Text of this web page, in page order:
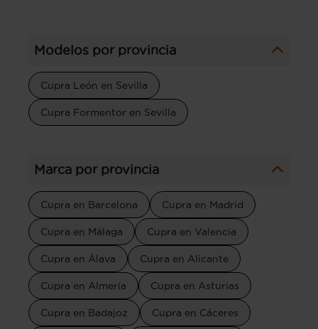
Modelos por provincia
Cupra León en Sevilla
Cupra Formentor en Sevilla
Marca por provincia
Cupra en Barcelona Cupra en Madrid
Cupra en Málaga Cupra en Valencia
Cupra en Álava Cupra en Alicante
Cupra en Almería Cupra en Asturias
Cupra en Badajoz Cupra en Cáceres